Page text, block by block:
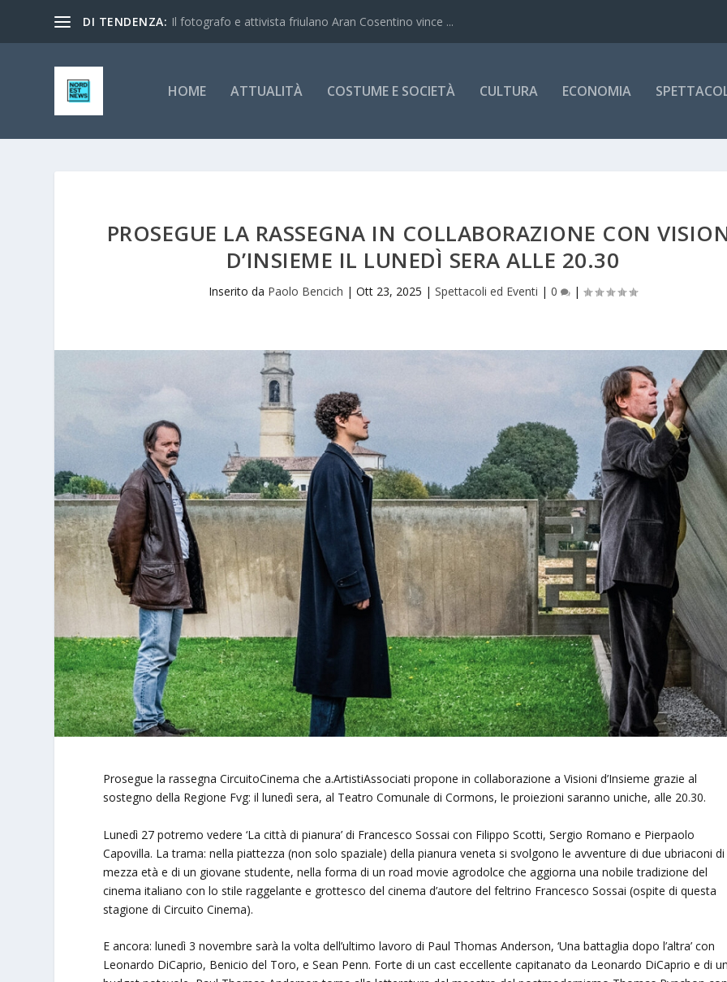
DI TENDENZA: Il fotografo e attivista friulano Aran Cosentino vince ...
HOME ATTUALITÀ COSTUME E SOCIETÀ CULTURA ECONOMIA
PROSEGUE LA RASSEGNA IN COLLABORAZIONE CON
D’INSIEME IL LUNEDÌ SERA ALLE 20.30
Inserito da Paolo Bencich | Ott 23, 2025 | Spettacoli ed Eventi | 0 |
Prosegue la rassegna CircuitoCinema che a.ArtistiAssociati propone in collaborazione a Visioni d’Insieme grazie al
sostegno della Regione Fvg: il lunedì sera, al Teatro Comunale di Cormons, le proiezioni saranno uniche, alle 20.30.
Lunedì 27 potremo vedere ‘La città di pianura’ di Francesco Sossai con Filippo Scotti, Sergio Romano e Pierpaolo
Capovilla. La trama: nella piattezza (non solo spaziale) della pianura veneta si svolgono le avventure di due ubriaconi di
mezza età e di un giovane studente, nella forma di un road movie agrodolce che aggiorna una nobile tradizione del
cinema italiano con lo stile raggelante e grottesco del cinema d’autore del feltrino Francesco Sossai (ospite di questa
stagione di Circuito Cinema).
E ancora: lunedì 3 novembre sarà la volta dell’ultimo lavoro di Paul Thomas Anderson, ‘Una battaglia dopo l’altra’ con
Leonardo DiCaprio, Benicio del Toro, e Sean Penn. Forte di un cast eccellente capitanato da Leonardo DiCaprio e di